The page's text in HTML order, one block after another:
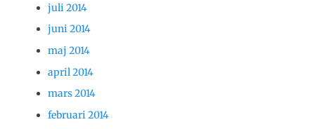
juli 2014
juni 2014
maj 2014
april 2014
mars 2014
februari 2014